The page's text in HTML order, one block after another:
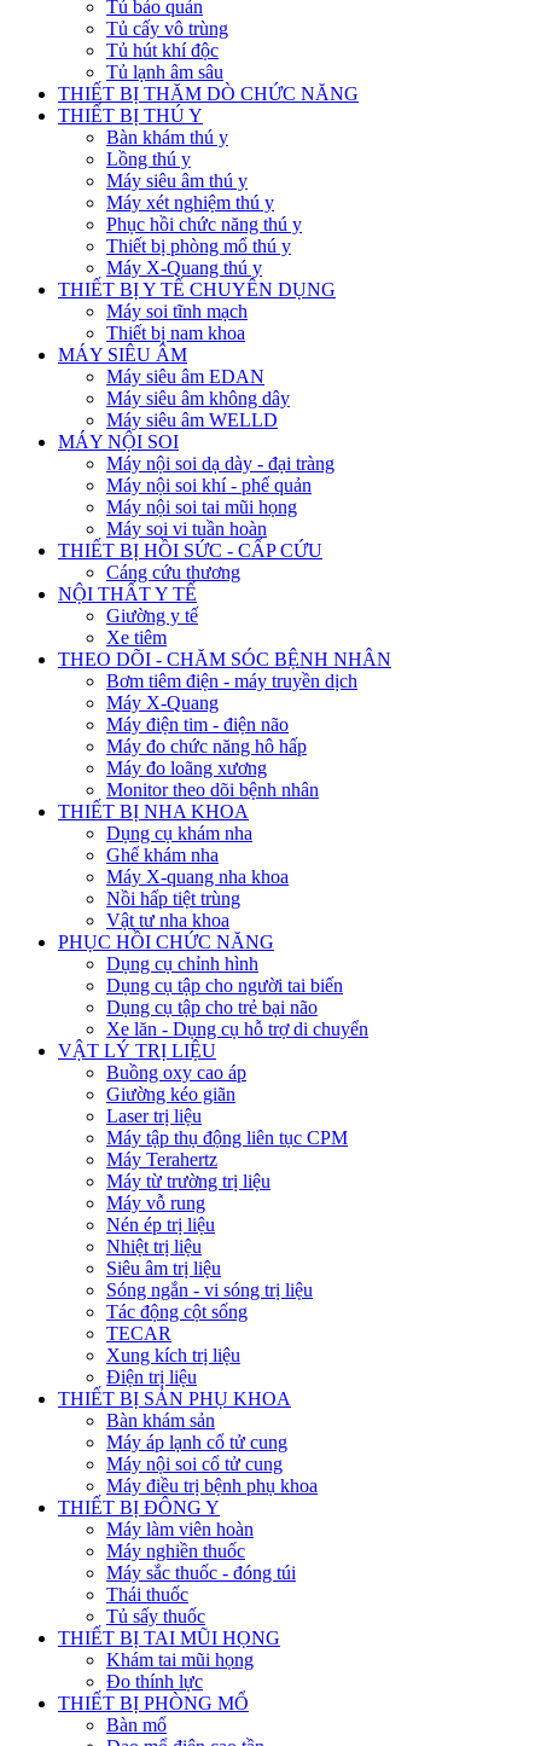
Tủ bảo quản
Tủ cấy vô trùng
Tủ hút khí độc
Tủ lạnh âm sâu
THIẾT BỊ THĂM DÒ CHỨC NĂNG
THIẾT BỊ THÚ Y
Bàn khám thú y
Lồng thú y
Máy siêu âm thú y
Máy xét nghiệm thú y
Phục hồi chức năng thú y
Thiết bị phòng mổ thú y
Máy X-Quang thú y
THIẾT BỊ Y TẾ CHUYÊN DỤNG
Máy soi tĩnh mạch
Thiết bị nam khoa
MÁY SIÊU ÂM
Máy siêu âm EDAN
Máy siêu âm không dây
Máy siêu âm WELLD
MÁY NỘI SOI
Máy nội soi dạ dày - đại tràng
Máy nội soi khí - phế quản
Máy nội soi tai mũi họng
Máy soi vi tuần hoàn
THIẾT BỊ HỒI SỨC - CẤP CỨU
Cáng cứu thương
NỘI THẤT Y TẾ
Giường y tế
Xe tiêm
THEO DÕI - CHĂM SÓC BỆNH NHÂN
Bơm tiêm điện - máy truyền dịch
Máy X-Quang
Máy điện tim - điện não
Máy đo chức năng hô hấp
Máy đo loãng xương
Monitor theo dõi bệnh nhân
THIẾT BỊ NHA KHOA
Dụng cụ khám nha
Ghế khám nha
Máy X-quang nha khoa
Nồi hấp tiệt trùng
Vật tư nha khoa
PHỤC HỒI CHỨC NĂNG
Dụng cụ chỉnh hình
Dụng cụ tập cho người tai biến
Dụng cụ tập cho trẻ bại não
Xe lăn - Dụng cụ hỗ trợ di chuyển
VẬT LÝ TRỊ LIỆU
Buồng oxy cao áp
Giường kéo giãn
Laser trị liệu
Máy tập thụ động liên tục CPM
Máy Terahertz
Máy từ trường trị liệu
Máy vỗ rung
Nén ép trị liệu
Nhiệt trị liệu
Siêu âm trị liệu
Sóng ngắn - vi sóng trị liệu
Tác động cột sống
TECAR
Xung kích trị liệu
Điện trị liệu
THIẾT BỊ SẢN PHỤ KHOA
Bàn khám sản
Máy áp lạnh cổ tử cung
Máy nội soi cổ tử cung
Máy điều trị bệnh phụ khoa
THIẾT BỊ ĐÔNG Y
Máy làm viên hoàn
Máy nghiền thuốc
Máy sắc thuốc - đóng túi
Thái thuốc
Tủ sấy thuốc
THIẾT BỊ TAI MŨI HỌNG
Khám tai mũi họng
Đo thính lực
THIẾT BỊ PHÒNG MỔ
Bàn mổ